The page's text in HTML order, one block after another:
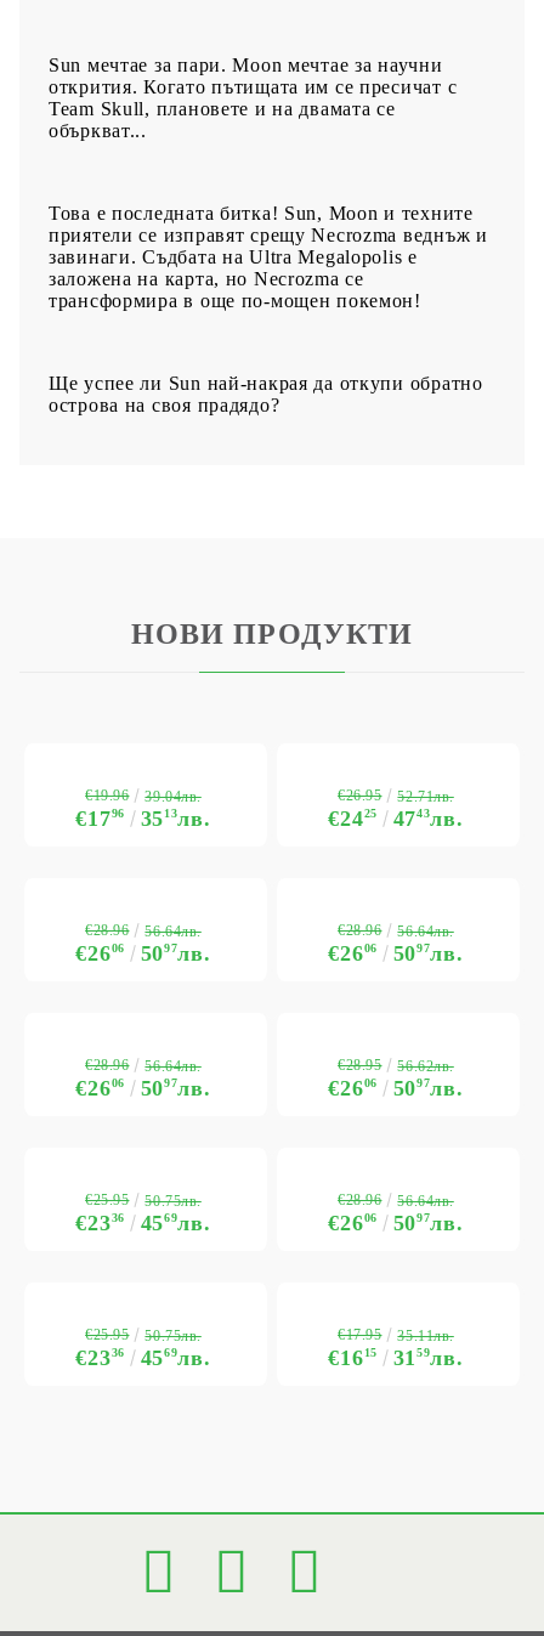
Sun мечтае за пари. Moon мечтае за научни
открития. Когато пътищата им се пресичат с
Team Skull, плановете и на двамата се
объркват...
Това е последната битка! Sun, Moon и техните
приятели се изправят срещу Necrozma веднъж и
завинаги. Съдбата на Ultra Megalopolis е
заложена на карта, но Necrozma се
трансформира в още по-мощен покемон!
Ще успее ли Sun най-накрая да откупи обратно
острова на своя прадядо?
НОВИ ПРОДУКТИ
€1796 3513лв.
€19.96 39.04лв.
€2425 4743лв.
€26.95 52.71лв.
€2606 5097лв.
€28.96 56.64лв.
€2606 5097лв.
€28.96 56.64лв.
€2606 5097лв.
€28.96 56.64лв.
€2606 5097лв.
€28.95 56.62лв.
€2336 4569лв.
€25.95 50.75лв.
€2606 5097лв.
€28.96 56.64лв.
€2336 4569лв.
€25.95 50.75лв.
€1615 3159лв.
€17.95 35.11лв.